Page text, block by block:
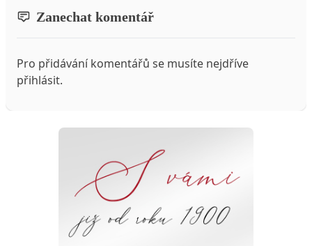
Zanechat komentář
Pro přidávání komentářů se musíte nejdříve
přihlásit.